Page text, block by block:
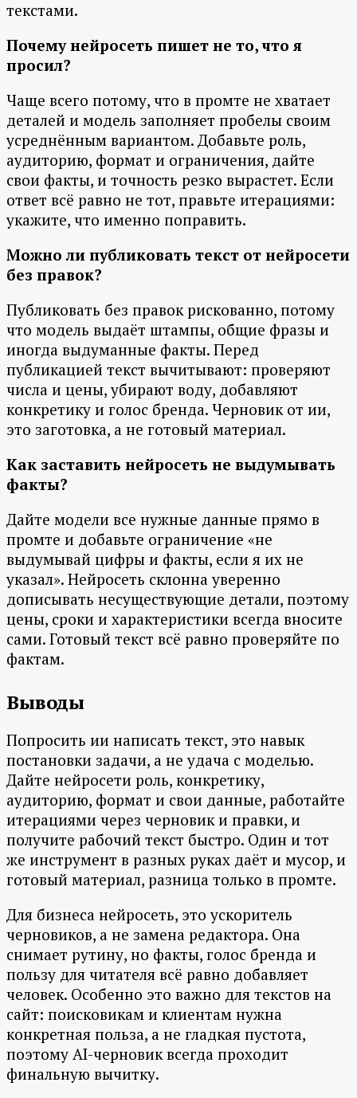
текстами.
Почему нейросеть пишет не то, что я
просил?
Чаще всего потому, что в промте не хватает
деталей и модель заполняет пробелы своим
усреднённым вариантом. Добавьте роль,
аудиторию, формат и ограничения, дайте
свои факты, и точность резко вырастет. Если
ответ всё равно не тот, правьте итерациями:
укажите, что именно поправить.
Можно ли публиковать текст от нейросети
без правок?
Публиковать без правок рискованно, потому
что модель выдаёт штампы, общие фразы и
иногда выдуманные факты. Перед
публикацией текст вычитывают: проверяют
числа и цены, убирают воду, добавляют
конкретику и голос бренда. Черновик от ии,
это заготовка, а не готовый материал.
Как заставить нейросеть не выдумывать
факты?
Дайте модели все нужные данные прямо в
промте и добавьте ограничение «не
выдумывай цифры и факты, если я их не
указал». Нейросеть склонна уверенно
дописывать несуществующие детали, поэтому
цены, сроки и характеристики всегда вносите
сами. Готовый текст всё равно проверяйте по
фактам.
Выводы
Попросить ии написать текст, это навык
постановки задачи, а не удача с моделью.
Дайте нейросети роль, конкретику,
аудиторию, формат и свои данные, работайте
итерациями через черновик и правки, и
получите рабочий текст быстро. Один и тот
же инструмент в разных руках даёт и мусор, и
готовый материал, разница только в промте.
Для бизнеса нейросеть, это ускоритель
черновиков, а не замена редактора. Она
снимает рутину, но факты, голос бренда и
пользу для читателя всё равно добавляет
человек. Особенно это важно для текстов на
сайт: поисковикам и клиентам нужна
конкретная польза, а не гладкая пустота,
поэтому AI-черновик всегда проходит
финальную вычитку.